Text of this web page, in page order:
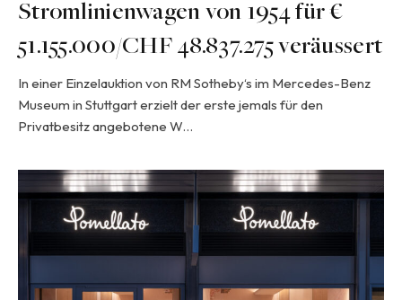
Stromlinienwagen von 1954 für €
51.155.000/CHF 48.837.275 veräussert
In einer Einzelauktion von RM Sotheby‘s im Mercedes-Benz
Museum in Stuttgart erzielt der erste jemals für den
Privatbesitz angebotene W…